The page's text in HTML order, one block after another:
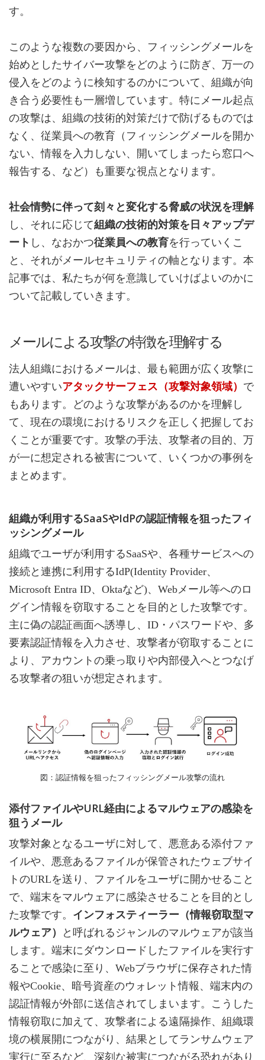
す。
このような複数の要因から、フィッシングメールを
始めとしたサイバー攻撃をどのように防ぎ、万一の
侵入をどのように検知するのかについて、組織が向
き合う必要性も一層増しています。特にメール起点
の攻撃は、組織の技術的対策だけで防げるものでは
なく、従業員への教育（フィッシングメールを開か
ない、情報を入力しない、開いてしまったら窓口へ
報告する、など）も重要な視点となります。
社会情勢に伴って刻々と変化する脅威の状況を理解
し、それに応じて組織の技術的対策を日々アップデ
ート し、なおかつ従業員への教育を行っていくこ
と、それがメールセキュリティの軸となります。本
記事では、私たちが何を意識していけばよいのかに
ついて記載していきます。
メールによる攻撃の特徴を理解する
法人組織におけるメールは、最も範囲が広く攻撃に
遭いやすいアタックサーフェス（攻撃対象領域） で
もあります。どのような攻撃があるのかを理解し
て、現在の環境におけるリスクを正しく把握してお
くことが重要です。攻撃の手法、攻撃者の目的、万
が一に想定される被害について、いくつかの事例を
まとめます。
組織が利用するSaaSやIdPの認証情報を狙ったフィ
ッシングメール
組織でユーザが利用するSaaSや、各種サービスへの
接続と連携に利用するIdP(Identity Provider、
Microsoft Entra ID、Oktaなど)、Webメール等へのロ
グイン情報を窃取することを目的とした攻撃です。
主に偽の認証画面へ誘導し、ID・パスワードや、多
要素認証情報を入力させ、攻撃者が窃取することに
より、アカウントの乗っ取りや内部侵入へとつなげ
る攻撃者の狙いが想定されます。
図：認証情報を狙ったフィッシングメール攻撃の流れ
添付ファイルやURL経由によるマルウェアの感染を
狙うメール
攻撃対象となるユーザに対して、悪意ある添付ファ
イルや、悪意あるファイルが保管されたウェブサイ
トのURLを送り、ファイルをユーザに開かせること
で、端末をマルウェアに感染させることを目的とし
た攻撃です。 インフォスティーラー（情報窃取型マ
ルウェア）
と呼ばれるジャンルのマルウェアが該当
します。端末にダウンロードしたファイルを実行す
ることで感染に至り、Webブラウザに保存された情
報やCookie、暗号資産のウォレット情報、端末内の
認証情報が外部に送信されてしまいます。こうした
情報窃取に加えて、攻撃者による遠隔操作、組織環
境の横展開につながり、結果としてランサムウェア
実行に至るなど、深刻な被害につながる恐れがあり